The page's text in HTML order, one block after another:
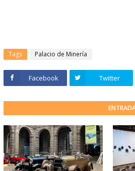
Tags Palacio de Minería
Facebook Twitter